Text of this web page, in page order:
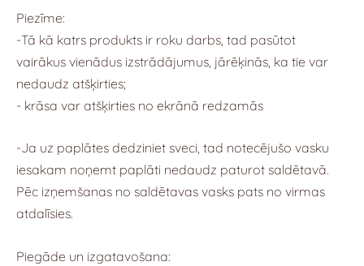
Piezīme:
-Tā kā katrs produkts ir roku darbs, tad pasūtot
vairākus vienādus izstrādājumus, jārēķinās, ka tie var
nedaudz atšķirties;
- krāsa var atšķirties no ekrānā redzamās
-Ja uz paplātes dedziniet sveci, tad notecējušo vasku
iesakam noņemt paplāti nedaudz paturot saldētavā.
Pēc izņemšanas no saldētavas vasks pats no virmas
atdalīsies.
Piegāde un izgatavošana: